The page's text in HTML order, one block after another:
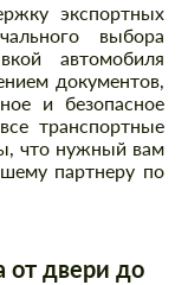
экспортных
выбора
автомобиля
документов,
и безопасное
транспортные
что нужный вам
партнеру по
двери до